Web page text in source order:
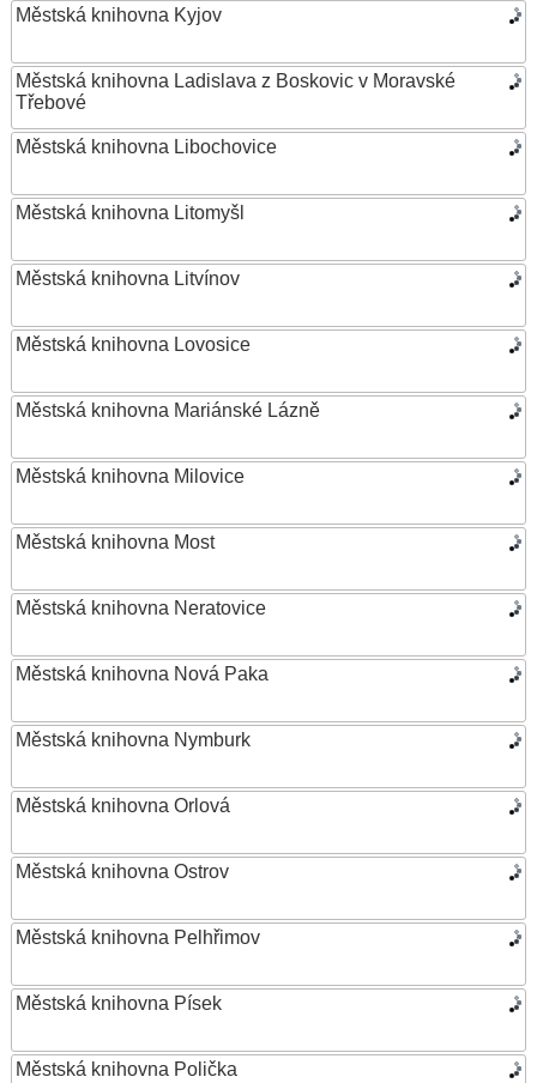
Městská knihovna Kyjov
Městská knihovna Ladislava z Boskovic v Moravské
Třebové
Městská knihovna Libochovice
Městská knihovna Litomyšl
Městská knihovna Litvínov
Městská knihovna Lovosice
Městská knihovna Mariánské Lázně
Městská knihovna Milovice
Městská knihovna Most
Městská knihovna Neratovice
Městská knihovna Nová Paka
Městská knihovna Nymburk
Městská knihovna Orlová
Městská knihovna Ostrov
Městská knihovna Pelhřimov
Městská knihovna Písek
Městská knihovna Polička